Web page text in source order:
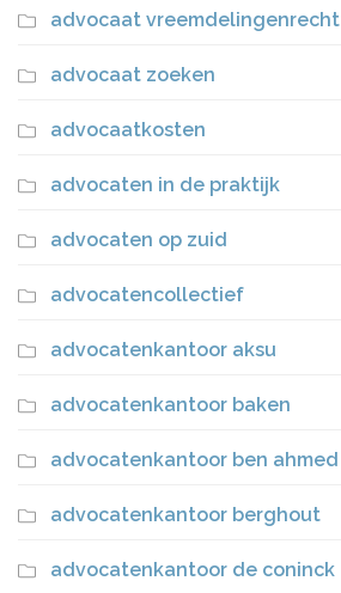
advocaat vreemdelingenrecht
advocaat zoeken
advocaatkosten
advocaten in de praktijk
advocaten op zuid
advocatencollectief
advocatenkantoor aksu
advocatenkantoor baken
advocatenkantoor ben ahmed
advocatenkantoor berghout
advocatenkantoor de coninck